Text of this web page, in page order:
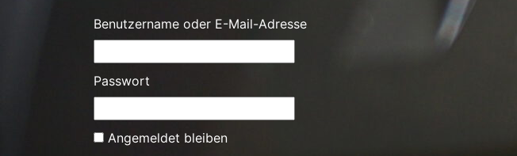
Benutzername oder E-Mail-Adresse
Passwort
Angemeldet bleiben